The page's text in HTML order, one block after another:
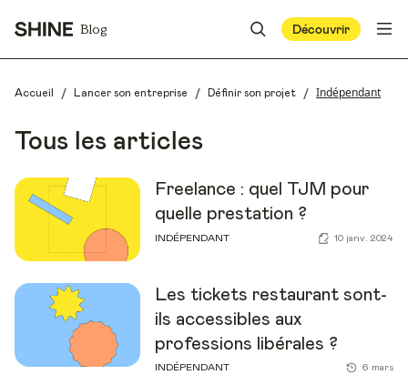
Blog Découvrir
Accueil / Lancer son entreprise / Définir son projet / Indépendant
Tous les articles
Freelance : quel TJM pour
quelle prestation ?
INDÉPENDANT 10 janv. 2024
Les tickets restaurant sont-
ils accessibles aux
professions libérales ?
INDÉPENDANT 6 mars